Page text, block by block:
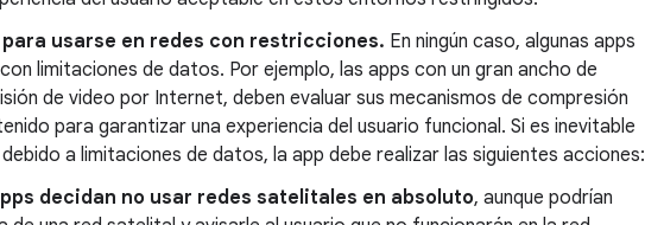
usarse en redes con restricciones. En ningún caso, algunas apps
limitaciones de datos. Por ejemplo, las apps con un gran ancho de
de video por Internet, deben evaluar sus mecanismos de compresión
para garantizar una experiencia del usuario funcional. Si es inevitable
a limitaciones de datos, la app debe realizar las siguientes acciones:
decidan no usar redes satelitales en absoluto, aunque podrían